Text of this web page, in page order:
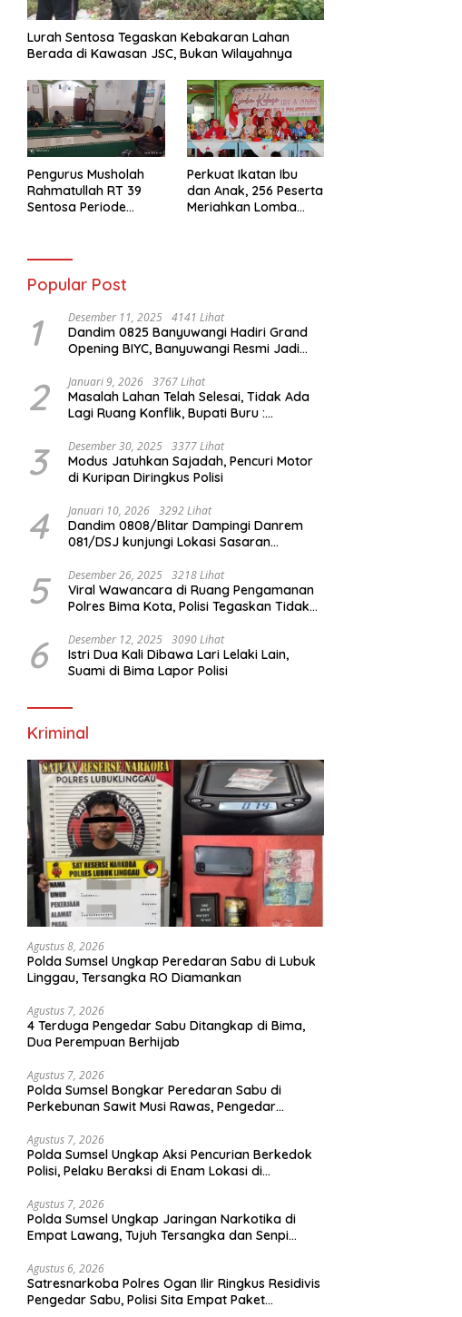
Lurah Sentosa Tegaskan Kebakaran Lahan
Berada di Kawasan JSC, Bukan Wilayahnya
Pengurus Musholah
Rahmatullah RT 39
Sentosa Periode
Perkuat Ikatan Ibu
dan Anak, 256 Peserta
Meriahkan Lomba
Popular Post
1 Desember 11, 2025 4141 Lihat
Dandim 0825 Banyuwangi Hadiri Grand
Opening BIYC, Banyuwangi Resmi Jadi
2 Januari 9, 2026 3767 Lihat
Masalah Lahan Telah Selesai, Tidak Ada
Lagi Ruang Konflik, Bupati Buru :
Januari 2026
3 Desember 30, 2025 3377 Lihat
Modus Jatuhkan Sajadah, Pencuri Motor
di Kuripan Diringkus Polisi
4 Januari 10, 2026 3292 Lihat
Dandim 0808/Blitar Dampingi Danrem
081/DSJ kunjungi Lokasi Sasaran
Blitar
5 Desember 26, 2025 3218 Lihat
Viral Wawancara di Ruang Pengamanan
Polres Bima Kota, Polisi Tegaskan Tidak
6 Desember 12, 2025 3090 Lihat
Istri Dua Kali Dibawa Lari Lelaki Lain,
Suami di Bima Lapor Polisi
Kriminal
Agustus 8, 2026
Polda Sumsel Ungkap Peredaran Sabu di Lubuk
Linggau, Tersangka RO Diamankan
Agustus 7, 2026
4 Terduga Pengedar Sabu Ditangkap di Bima,
Dua Perempuan Berhijab
Agustus 7, 2026
Polda Sumsel Bongkar Peredaran Sabu di
Perkebunan Sawit Musi Rawas, Pengedar
Timbangan Digital
Agustus 7, 2026
Polda Sumsel Ungkap Aksi Pencurian Berkedok
Polisi, Pelaku Beraksi di Enam Lokasi di
Agustus 7, 2026
Polda Sumsel Ungkap Jaringan Narkotika di
Empat Lawang, Tujuh Tersangka dan Senpi
Agustus 6, 2026
Satresnarkoba Polres Ogan Ilir Ringkus Residivis
Pengedar Sabu, Polisi Sita Empat Paket